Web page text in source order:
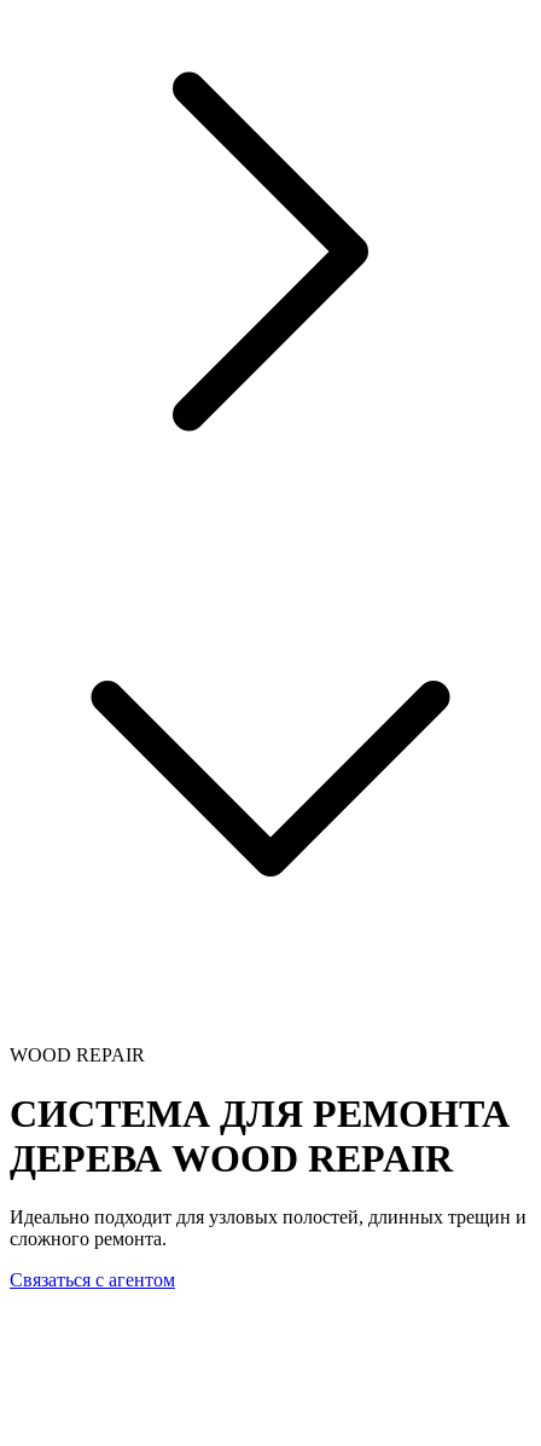
WOOD REPAIR
СИСТЕМА ДЛЯ РЕМОНТА
ДЕРЕВА WOOD REPAIR
Идеально подходит для узловых полостей, длинных трещин и
сложного ремонта.
Связаться с агентом